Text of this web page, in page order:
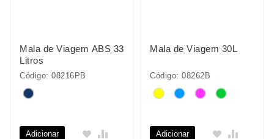
Mala de Viagem ABS 33
Litros
Código: 08216PB
Adicionar
Mala de Viagem 30L
Código: 08262B
Adicionar